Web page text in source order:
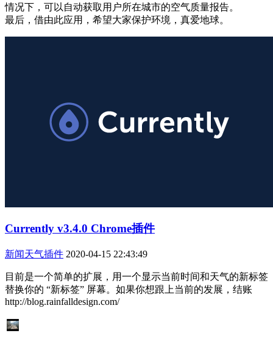
情况下，可以自动获取用户所在城市的空气质量报告。
最后，借由此应用，希望大家保护环境，真爱地球。
Currently v3.4.0 Chrome插件
新闻天气插件 2020-04-15 22:43:49
目前是一个简单的扩展，用一个显示当前时间和天气的新标签
替换你的 “新标签” 屏幕。如果你想跟上当前的发展，结账
http://blog.rainfalldesign.com/